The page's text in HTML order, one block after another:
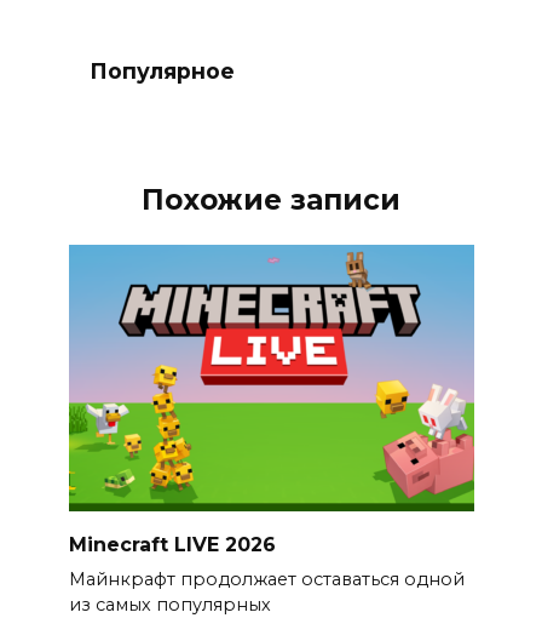
Популярное
Похожие записи
Minecraft LIVE 2026
Майнкрафт продолжает оставаться одной
из самых популярных